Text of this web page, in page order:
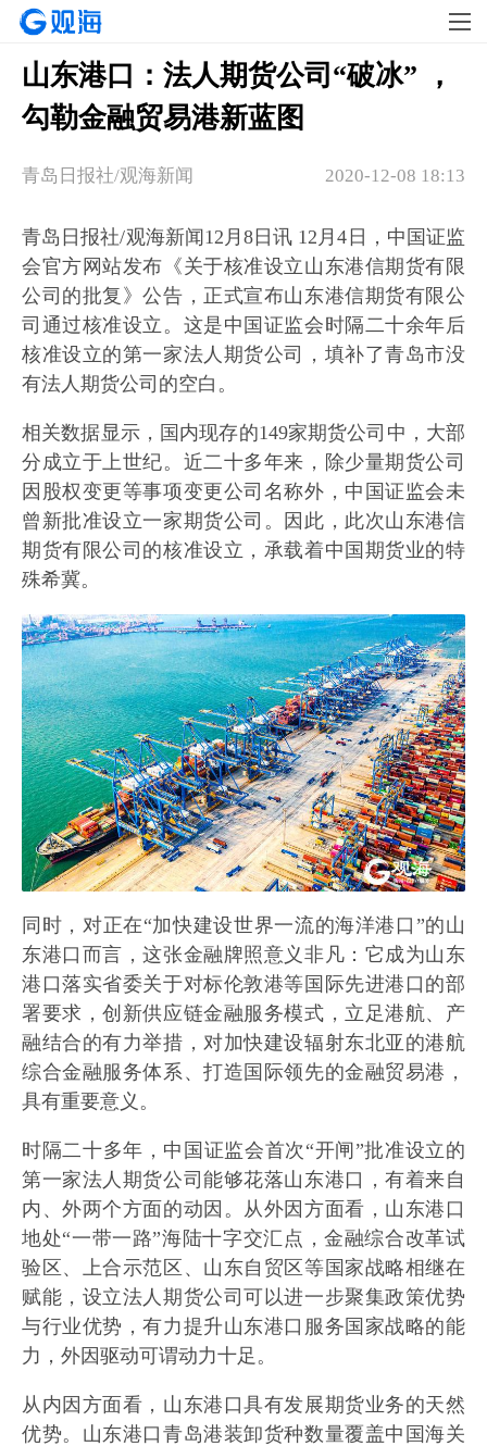
山东港口：法人期货公司“破冰” ，
勾勒金融贸易港新蓝图
2020-12-08 18:13
青岛日报社/观海新闻
青岛日报社/观海新闻12月8日讯 12月4日，中国证监
会官方网站发布《关于核准设立山东港信期货有限
公司的批复》公告，正式宣布山东港信期货有限公
司通过核准设立。这是中国证监会时隔二十余年后
核准设立的第一家法人期货公司，填补了青岛市没
有法人期货公司的空白。
相关数据显示，国内现存的149家期货公司中，大部
分成立于上世纪。近二十多年来，除少量期货公司
因股权变更等事项变更公司名称外，中国证监会未
曾新批准设立一家期货公司。因此，此次山东港信
期货有限公司的核准设立，承载着中国期货业的特
殊希冀。
同时，对正在“加快建设世界一流的海洋港口”的山
东港口而言，这张金融牌照意义非凡：它成为山东
港口落实省委关于对标伦敦港等国际先进港口的部
署要求，创新供应链金融服务模式，立足港航、产
融结合的有力举措，对加快建设辐射东北亚的港航
综合金融服务体系、打造国际领先的金融贸易港，
具有重要意义。
时隔二十多年，中国证监会首次“开闸”批准设立的
第一家法人期货公司能够花落山东港口，有着来自
内、外两个方面的动因。从外因方面看，山东港口
地处“一带一路”海陆十字交汇点，金融综合改革试
验区、上合示范区、山东自贸区等国家战略相继在
赋能，设立法人期货公司可以进一步聚集政策优势
与行业优势，有力提升山东港口服务国家战略的能
力，外因驱动可谓动力十足。
从内因方面看，山东港口具有发展期货业务的天然
优势。山东港口青岛港装卸货种数量覆盖中国海关